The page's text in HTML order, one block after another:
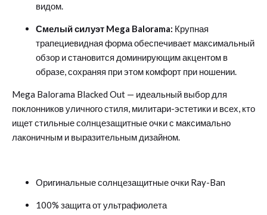
видом.
Смелый силуэт Mega Balorama: Крупная
трапециевидная форма обеспечивает максимальный
обзор и становится доминирующим акцентом в
образе, сохраняя при этом комфорт при ношении.
Mega Balorama Blacked Out — идеальный выбор для
поклонников уличного стиля, милитари-эстетики и всех, кто
ищет стильные солнцезащитные очки с максимально
лаконичным и выразительным дизайном.
Оригинальные солнцезащитные очки Ray-Ban
100% защита от ультрафиолета